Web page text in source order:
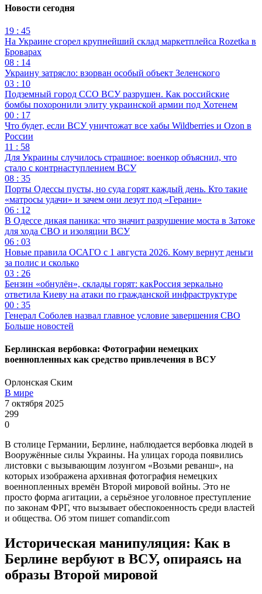
Новости сегодня
19 : 45
На Украине сгорел крупнейший склад маркетплейса Rozetka в
Броварах
08 : 14
Украину затрясло: взорван особый объект Зеленского
03 : 10
Подземный город ССО ВСУ разрушен. Как российские
бомбы похоронили элиту украинской армии под Хотенем
00 : 17
Что будет, если ВСУ уничтожат все хабы Wildberries и Ozon в
России
11 : 58
Для Украины случилось страшное: военкор объяснил, что
стало с контрнаступлением ВСУ
08 : 35
Порты Одессы пусты, но суда горят каждый день. Кто такие
«матросы удачи» и зачем они лезут под «Герани»
06 : 12
В Одессе дикая паника: что значит разрушение моста в Затоке
для хода СВО и изоляции ВСУ
06 : 03
Новые правила ОСАГО с 1 августа 2026. Кому вернут деньги
за полис и сколько
03 : 26
Бензин «обнулён», склады горят: какРоссия зеркально
ответила Киеву на атаки по гражданской инфраструктуре
00 : 35
Генерал Соболев назвал главное условие завершения СВО
Больше новостей
Берлинская вербовка: Фотографии немецких
военнопленных как средство привлечения в ВСУ
Орлонская Ским
В мире
7 октября 2025
299
0
В столице Германии, Берлине, наблюдается вербовка людей в
Вооружённые силы Украины. На улицах города появились
листовки с вызывающим лозунгом «Возьми реванш», на
которых изображена архивная фотография немецких
военнопленных времён Второй мировой войны. Это не
просто форма агитации, а серьёзное уголовное преступление
по законам ФРГ, что вызывает обеспокоенность среди властей
и общества. Об этом пишет comandir.com
Историческая манипуляция: Как в
Берлине вербуют в ВСУ, опираясь на
образы Второй мировой